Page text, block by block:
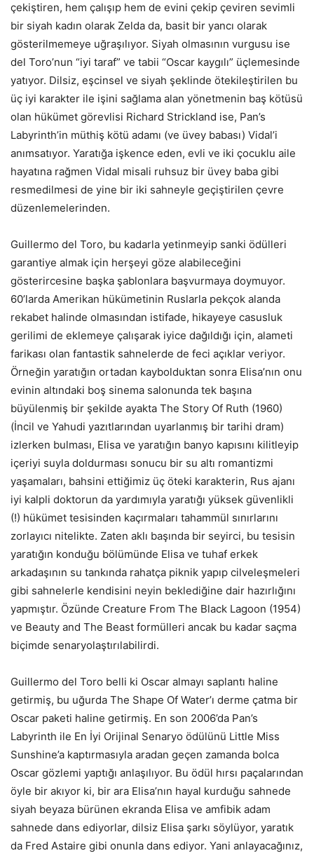
çekiştiren, hem çalışıp hem de evini çekip çeviren sevimli
bir siyah kadın olarak Zelda da, basit bir yancı olarak
gösterilmemeye uğraşılıyor. Siyah olmasının vurgusu ise
del Toro’nun “iyi taraf” ve tabii “Oscar kaygılı” üçlemesinde
yatıyor. Dilsiz, eşcinsel ve siyah şeklinde ötekileştirilen bu
üç iyi karakter ile işini sağlama alan yönetmenin baş kötüsü
olan hükümet görevlisi Richard Strickland ise, Pan’s
Labyrinth’in müthiş kötü adamı (ve üvey babası) Vidal’i
anımsatıyor. Yaratığa işkence eden, evli ve iki çocuklu aile
hayatına rağmen Vidal misali ruhsuz bir üvey baba gibi
resmedilmesi de yine bir iki sahneyle geçiştirilen çevre
düzenlemelerinden.
Guillermo del Toro, bu kadarla yetinmeyip sanki ödülleri
garantiye almak için herşeyi göze alabileceğini
gösterircesine başka şablonlara başvurmaya doymuyor.
60’larda Amerikan hükümetinin Ruslarla pekçok alanda
rekabet halinde olmasından istifade, hikayeye casusluk
gerilimi de eklemeye çalışarak iyice dağıldığı için, alameti
farikası olan fantastik sahnelerde de feci açıklar veriyor.
Örneğin yaratığın ortadan kaybolduktan sonra Elisa’nın onu
evinin altındaki boş sinema salonunda tek başına
büyülenmiş bir şekilde ayakta The Story Of Ruth (1960)
(İncil ve Yahudi yazıtlarından uyarlanmış bir tarihi dram)
izlerken bulması, Elisa ve yaratığın banyo kapısını kilitleyip
içeriyi suyla doldurması sonucu bir su altı romantizmi
yaşamaları, bahsini ettiğimiz üç öteki karakterin, Rus ajanı
iyi kalpli doktorun da yardımıyla yaratığı yüksek güvenlikli
(!) hükümet tesisinden kaçırmaları tahammül sınırlarını
zorlayıcı nitelikte. Zaten aklı başında bir seyirci, bu tesisin
yaratığın konduğu bölümünde Elisa ve tuhaf erkek
arkadaşının su tankında rahatça piknik yapıp cilveleşmeleri
gibi sahnelerle kendisini neyin beklediğine dair hazırlığını
yapmıştır. Özünde Creature From The Black Lagoon (1954)
ve Beauty and The Beast formülleri ancak bu kadar saçma
biçimde senaryolaştırılabilirdi.
Guillermo del Toro belli ki Oscar almayı saplantı haline
getirmiş, bu uğurda The Shape Of Water’ı derme çatma bir
Oscar paketi haline getirmiş. En son 2006’da Pan’s
Labyrinth ile En İyi Orijinal Senaryo ödülünü Little Miss
Sunshine’a kaptırmasıyla aradan geçen zamanda bolca
Oscar gözlemi yaptığı anlaşılıyor. Bu ödül hırsı paçalarından
öyle bir akıyor ki, bir ara Elisa’nın hayal kurduğu sahnede
siyah beyaza bürünen ekranda Elisa ve amfibik adam
sahnede dans ediyorlar, dilsiz Elisa şarkı söylüyor, yaratık
da Fred Astaire gibi onunla dans ediyor. Yani anlayacağınız,